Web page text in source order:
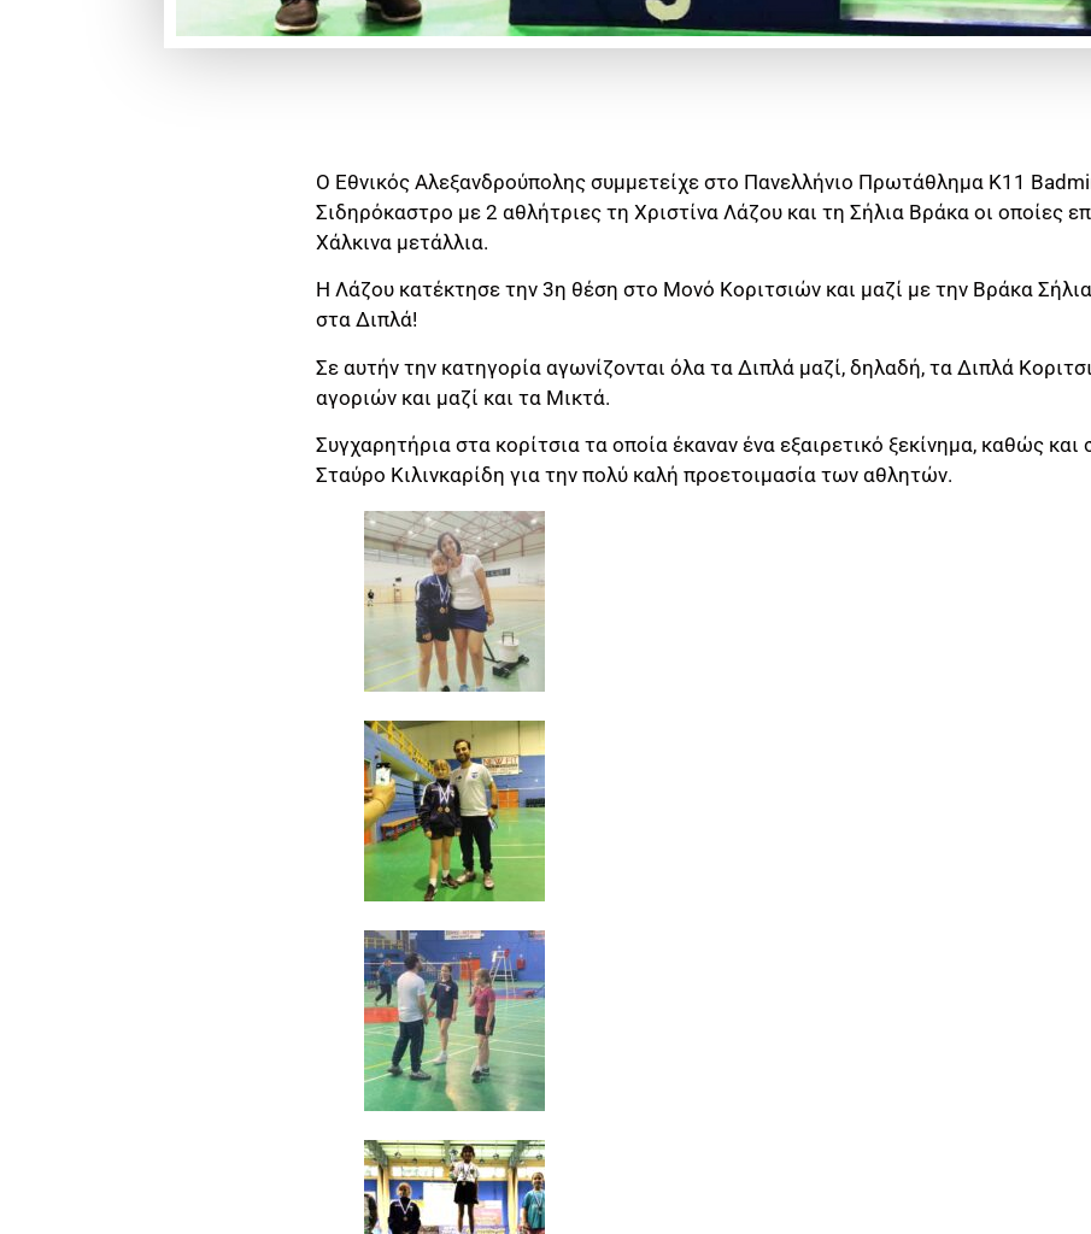
Ο Εθνικός Αλεξανδρούπολης συμμετείχε στο Πανελλήνιο Πρωτάθλημα Κ11
Σιδηρόκαστρο με 2 αθλήτριες τη Χριστίνα Λάζου και τη Σήλια Βράκα οι οποίες
Χάλκινα μετάλλια.
Η Λάζου κατέκτησε την 3η θέση στο Μονό Κοριτσιών και μαζί με την Βράκα
στα Διπλά!
Σε αυτήν την κατηγορία αγωνίζονται όλα τα Διπλά μαζί, δηλαδή, τα Διπλά
αγοριών και μαζί και τα Μικτά.
Συγχαρητήρια στα κορίτσια τα οποία έκαναν ένα εξαιρετικό ξεκίνημα, καθώς
Σταύρο Κιλινκαρίδη για την πολύ καλή προετοιμασία των αθλητών.